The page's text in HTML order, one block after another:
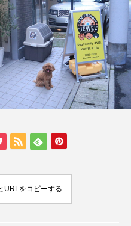
URLをコピーする